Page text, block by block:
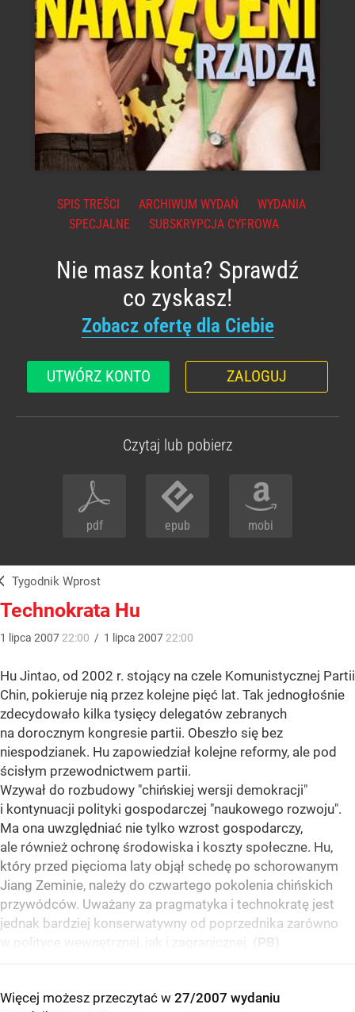
SPIS TREŚCI ARCHIWUM WYDAŃ
WYDANIA
SPECJALNE
SUBSKRYPCJA CYFROWA
Nie masz konta? Sprawdź
co zyskasz!
Zobacz ofertę dla Ciebie
UTWÓRZ KONTO ZALOGUJ
Czytaj lub pobierz
pdf epub mobi
Tygodnik Wprost
Technokrata Hu
1 lipca 2007 22:00 / 1 lipca 2007 22:00
Hu Jintao, od 2002 r. stojący na czele Komunistycznej Partii
Chin, pokieruje nią przez kolejne pięć lat. Tak jednogłośnie
zdecydowało kilka tysięcy delegatów zebranych
na dorocznym kongresie partii. Obeszło się bez
niespodzianek. Hu zapowiedział kolejne reformy, ale pod
ścisłym przewodnictwem partii.
Wzywał do rozbudowy "chińskiej wersji demokracji"
i kontynuacji polityki gospodarczej "naukowego rozwoju".
Ma ona uwzględniać nie tylko wzrost gospodarczy,
ale również ochronę środowiska i koszty społeczne. Hu,
który przed pięcioma laty objął schedę po schorowanym
Jiang Zeminie, należy do czwartego pokolenia chińskich
przywódców. Uważany za pragmatyka i technokratę jest
jednak bardziej konserwatywny od poprzednika zarówno
w polityce wewnętrznej, jak i zagranicznej.
(PB)
Więcej możesz przeczytać w 27/2007 wydaniu